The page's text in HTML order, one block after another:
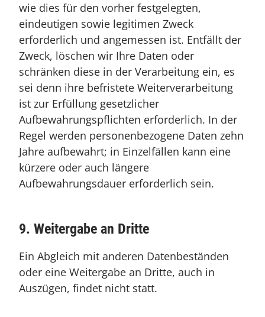
wie dies für den vorher festgelegten,
eindeutigen sowie legitimen Zweck
erforderlich und angemessen ist. Entfällt der
Zweck, löschen wir Ihre Daten oder
schränken diese in der Verarbeitung ein, es
sei denn ihre befristete Weiterverarbeitung
ist zur Erfüllung gesetzlicher
Aufbewahrungspflichten erforderlich. In der
Regel werden personenbezogene Daten zehn
Jahre aufbewahrt; in Einzelfällen kann eine
kürzere oder auch längere
Aufbewahrungsdauer erforderlich sein.
9. Weitergabe an Dritte
Ein Abgleich mit anderen Datenbeständen
oder eine Weitergabe an Dritte, auch in
Auszügen, findet nicht statt.